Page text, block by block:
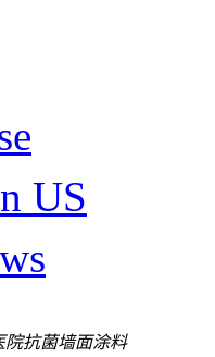
US
院抗菌墙面涂料